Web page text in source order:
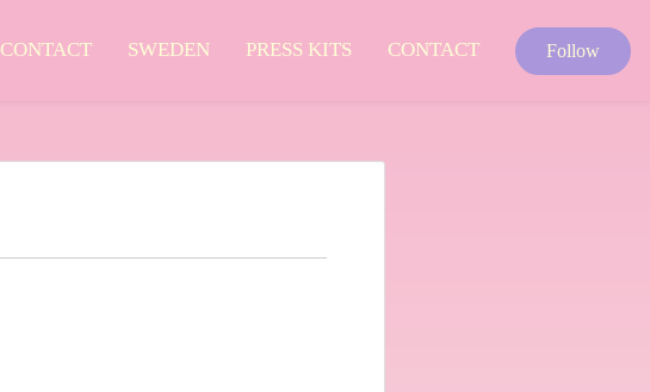
CONTACT SWEDEN PRESS KITS CONTACT Follow